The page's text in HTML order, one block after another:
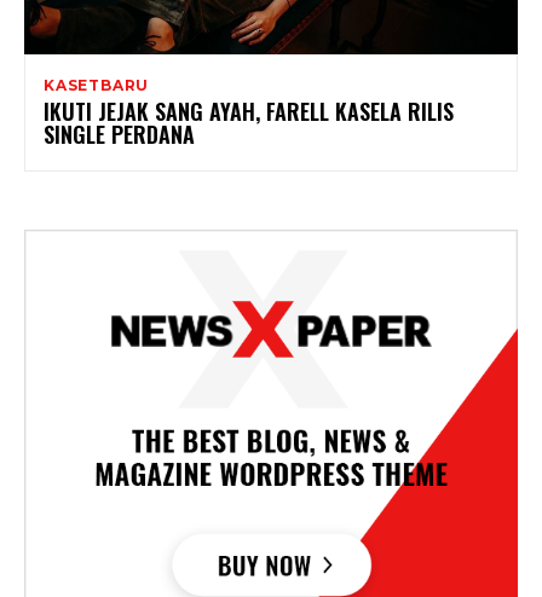
KASETBARU
IKUTI JEJAK SANG AYAH, FARELL KASELA RILIS
SINGLE PERDANA